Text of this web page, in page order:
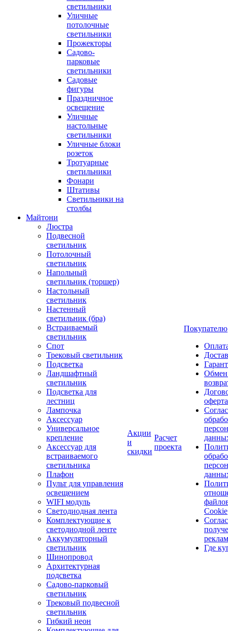
светильники
Уличные
потолочные
светильники
Прожекторы
Садово-
парковые
светильники
Садовые
фигуры
Праздничное
освещение
Уличные
настольные
светильники
Уличные блоки
розеток
Тротуарные
светильники
Фонари
Штативы
Светильники на
столбы
Майтони
Люстра
Подвесной
светильник
Потолочный
светильник
Напольный
светильник (торшер)
Настольный
светильник
Настенный
светильник (бра)
Встраиваемый
светильник
Спот
Трековый светильник
Подсветка
Ландшафтный
светильник
Подсветка для
лестниц
Лампочка
Аксессуар
Универсальное
крепление
Аксессуар для
встраиваемого
светильника
Плафон
Пульт для управления
освещением
WIFI модуль
Светодиодная лента
Комплектующие к
светодиодной ленте
Аккумуляторный
светильник
Шинопровод
Архитектурная
подсветка
Садово-парковый
светильник
Трековый подвесной
светильник
Гибкий неон
Акции
и
скидки
Расчет
проекта
Покупателю
оферта
Cookie
Где